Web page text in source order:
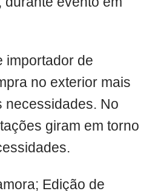
importador de
no exterior mais
necessidades. No
giram em torno
Edição de